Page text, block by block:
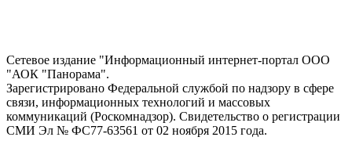
Сетевое издание "Информационный интернет-портал ООО
"АОК "Панорама".
Зарегистрировано Федеральной службой по надзору в сфере
связи, информационных технологий и массовых
коммуникаций (Роскомнадзор). Cвидетельство о регистрации
СМИ Эл № ФС77-63561 от 02 ноября 2015 года.